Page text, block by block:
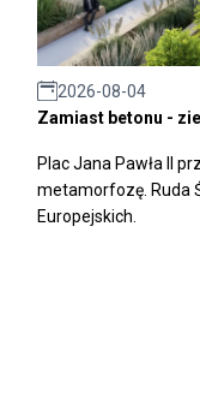
2026-08-04
Zamiast betonu -
Plac Jana Pawła II
metamorfozę. Ruda
Europejskich.